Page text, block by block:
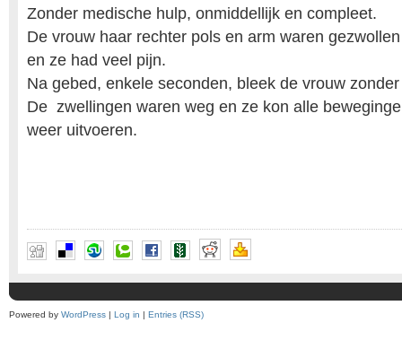
Zonder medische hulp, onmiddellijk en compleet.
De vrouw haar rechter pols en arm waren
en ze had veel pijn.
Na gebed, enkele seconden, bleek de vrouw
De zwellingen waren weg en ze kon alle
weer uitvoeren.
Powered by WordPress | Log in | Entries (RSS)